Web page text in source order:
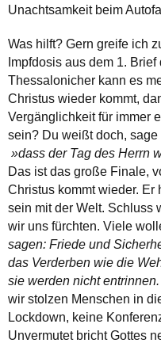
Unachtsamkeit beim
Was hilft? Gern greife ich
Impfdosis aus dem 1.
Thessalonicher kann es
Christus wieder kommt,
Vergänglichkeit für immer
sein? Du weißt doch,
»dass der Tag des Herrn
Das ist das große Finale,
Christus kommt wieder. Er
sein mit der Welt. Schluss
wir uns fürchten. Viele
sagen: Friede und
das Verderben wie die
sie werden nicht
wir stolzen Menschen in
Lockdown, keine
Unvermutet bricht Gottes